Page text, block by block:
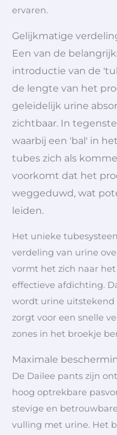
ervaren.
Gelijkmatige
Een van de
introductie van de
de lengte van het
geleidelijk urine
zichtbaar. In
waarbij een 'bal' in
tubes zich als
voorkomt dat het
weggeduwd, wat
leiden.
Het unieke
verdeling van urine
vormt het zich naar
effectieve afdichting.
wordt urine uitstekend
zorgt voor een snelle
zones in het broekje
Maximale
De Dailee pants zijn
hoog optrekbare
stevige en
vulling met urine. Het